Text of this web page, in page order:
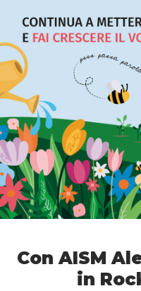
Con AISM
in